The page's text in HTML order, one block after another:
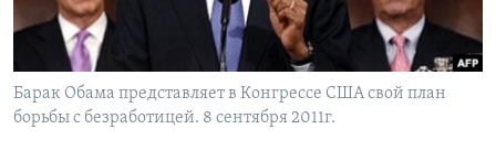
Learning English
СОЦИАЛЬНЫЕ СЕТИ
Барак Обама представляет в Конгрессе США свой план
борьбы с безработицей. 8 сентября 2011г.